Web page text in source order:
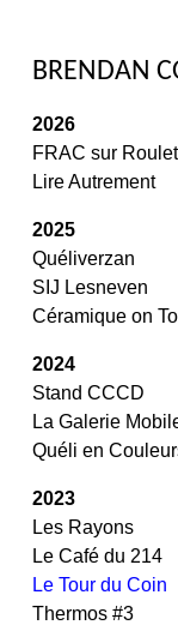
BRENDAN
2026
FRAC sur
Lire Autrement
2025
Quéliverzan
SIJ Lesneven
Céramique on
2024
Stand CCCD
La Galerie
Quéli en
2023
Les Rayons
Le Café du 214
Le Tour du Coin
Thermos #3